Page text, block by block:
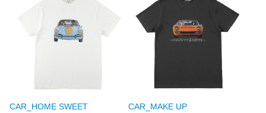
CAR_HOME SWEET
CAR_MAKE UP